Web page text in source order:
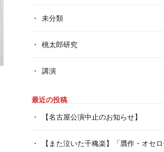
未分類
桃太郎研究
講演
最近の投稿
【名古屋公演中止のお知らせ】
【また泣いた千穐楽】「贋作・オセロ